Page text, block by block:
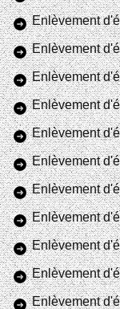
Enlèvement
Enlèvement
Enlèvement
Enlèvement
Enlèvement
Enlèvement
Enlèvement
Enlèvement
Enlèvement
Enlèvement
Enlèvement